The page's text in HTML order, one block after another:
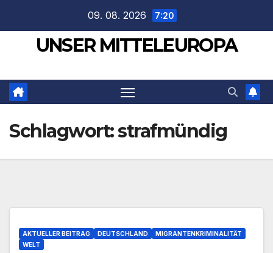
springen
09. 08. 2026 7:20
UNSER MITTELEUROPA
Schlagwort:strafmündig
AKTUELLER BEITRAG DEUTSCHLAND
MIGRANTENKRIMINALITÄT
WELT